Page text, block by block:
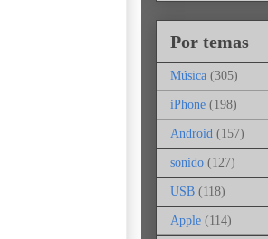
Por temas
Música (305)
iPhone (198)
Android (157)
sonido (127)
USB (118)
Apple (114)